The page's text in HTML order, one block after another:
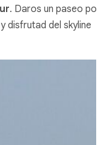
. Daros un paseo por
disfrutad del skyline